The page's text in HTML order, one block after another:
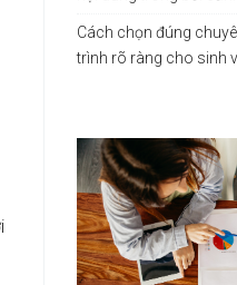
Cách chọn đúng
trình rõ ràng cho sinh